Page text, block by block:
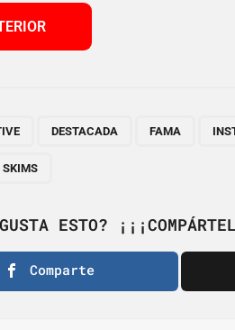
DESTACADA FAMA
SKIMS
ESTO?
Comparte